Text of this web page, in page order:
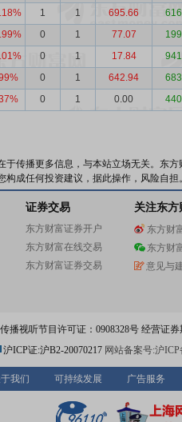
1 1 695.66
0 1 77.07
0 1 17.84
0 1 642.94
0 1 0.00
于传播更多信息，与本站立场无关。东
构成任何投资建议，据此操作，风险自担